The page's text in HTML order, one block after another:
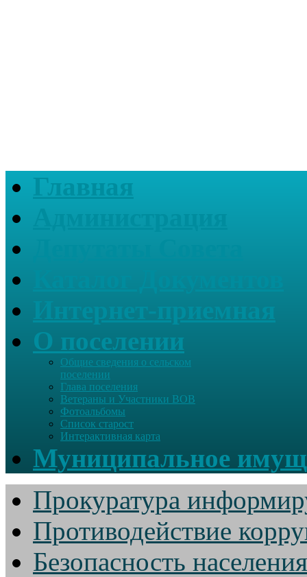
Главная
О поселении
Общие сведения о сельском
поселении
Глава поселения
Ветераны и Участники ВОВ
Фотоальбомы
Список старост
Интерактивная карта
Муниципальное
Прокуратура
Противодействие
Безопасность населения